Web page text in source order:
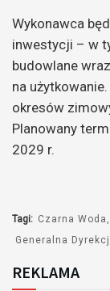
Wykonawca
inwestycji – w
budowlane
na
okresów
Planowany
2029 r.
Tagi: Czarna Woda
Generalna
REKLAMA